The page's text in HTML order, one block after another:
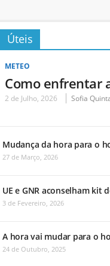
Úteis
METEO
Como enfrentar
2 de Julho, 2026 Sofia
Mudança da hora para o
27 de Março, 2026
UE e GNR aconselham kit
3 de Fevereiro, 2026
A hora vai mudar para o
24 de Outubro, 2025